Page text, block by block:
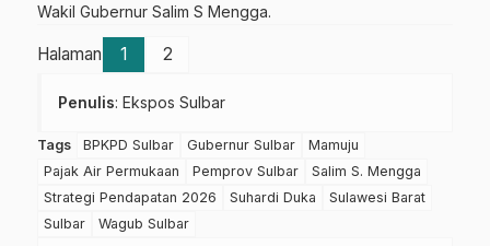
Wakil Gubernur Salim S Mengga.
Halaman 1 2
Penulis: Ekspos Sulbar
Tags BPKPD Sulbar Gubernur Sulbar
Mamuju
Pajak Air Permukaan
Pemprov Sulbar
Salim S. Mengga
Strategi Pendapatan 2026
Suhardi Duka
Sulawesi Barat
Sulbar
Wagub Sulbar